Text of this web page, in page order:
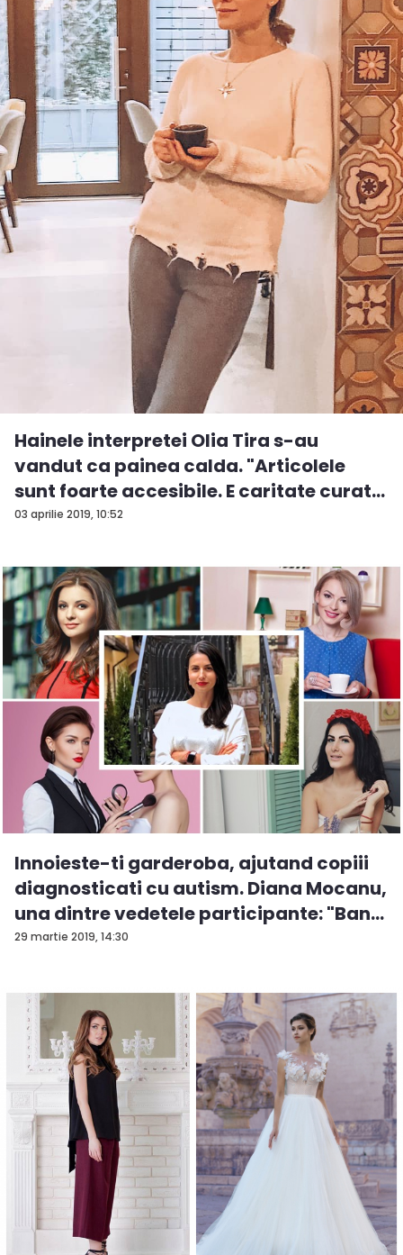
03 aprilie 2019, 10:52
Hainele interpretei Olia Tira s-au
vandut ca painea calda. "Articolele
sunt foarte accesibile. E caritate curat...
29 martie 2019, 14:30
Innoieste-ti garderoba, ajutand copiii
diagnosticati cu autism. Diana Mocanu,
una dintre vedetele participante: "Ban...